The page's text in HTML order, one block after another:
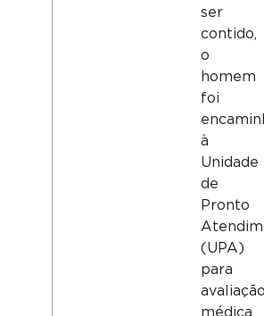
ser
contido,
o
homem
foi
à
Unidade
de
Pronto
(UPA)
para
médica.